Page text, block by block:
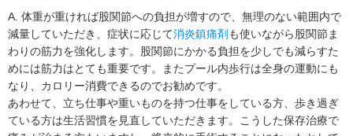
A. 体重が重ければ股関節への負担が増すので、無理のない範囲内で
減量していただき、症状に応じて消炎鎮痛剤 も使いながら股関節ま
わりの筋力を強化します。股関節にかかる負担を少しでも減らすた
めには筋力はとても重要です。またプール内歩行は全身の運動にも
なり、カロリー消費できるのでお勧めです。
あわせて、立ち仕事や重いものを持つ仕事をしている方、歩き過ぎ
ている方は生活習慣を見直していただきます。こうした保存治療で